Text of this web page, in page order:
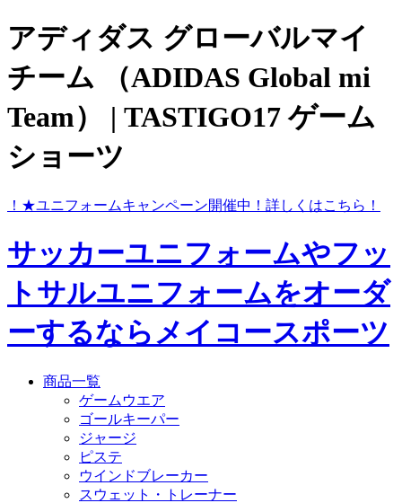
アディダス グローバルマイ
チーム （ADIDAS Global mi
Team） | TASTIGO17 ゲーム
ショーツ
★ユニフォームキャンペーン開催中！ 詳しくはこちら！
サッカーユニフォームやフッ
トサルユニフォームをオーダ
ーするならメイコースポーツ
商品一覧
ゲームウエア
ゴールキーパー
ジャージ
ピステ
ウインドブレーカー
スウェット・トレーナー